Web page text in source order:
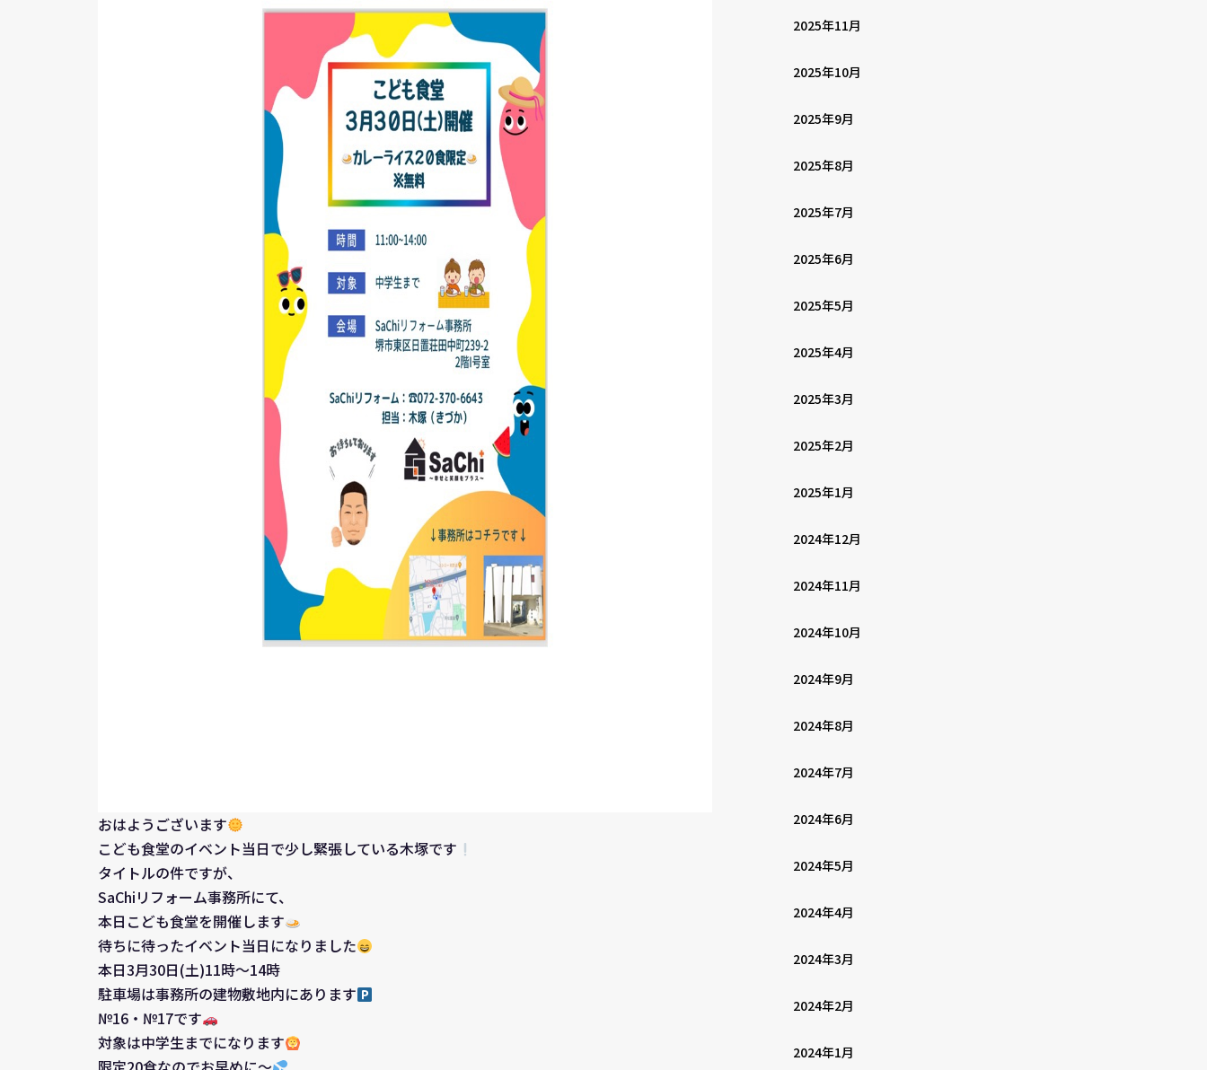
おはようございます
こども食堂のイベント当日で少し緊張している木塚です
タイトルの件ですが、
SaChiリフォーム事務所にて、
本日こども食堂を開催します
待ちに待ったイベント当日になりました
本日3月30日(土)11時～14時
駐車場は事務所の建物敷地内にあります
№16・№17です
対象は中学生までになります
2025年11月
2025年10月
2025年9月
2025年8月
2025年7月
2025年6月
2025年5月
2025年4月
2025年3月
2025年2月
2025年1月
2024年12月
2024年11月
2024年10月
2024年9月
2024年8月
2024年7月
2024年6月
2024年5月
2024年4月
2024年3月
2024年2月
2024年1月